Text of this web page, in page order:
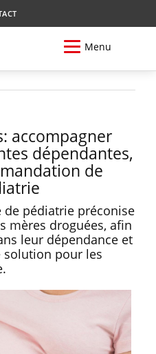
Menu
accompagner
dépendantes,
de
de pédiatrie préconise
mères droguées, afin
leur dépendance et
pour les